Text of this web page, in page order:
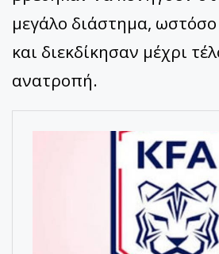
μεγάλο διάστημα,
και διεκδίκησαν μέχρι
ανατροπή.